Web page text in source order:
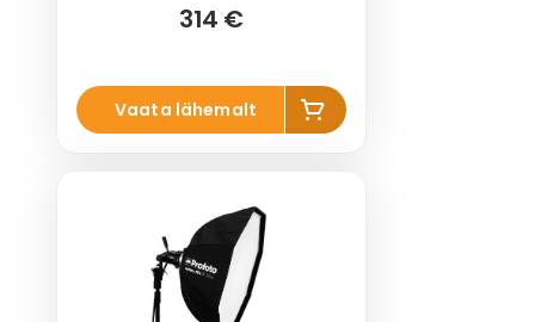
314 €
Vaata lähemalt
Lisa
korvi